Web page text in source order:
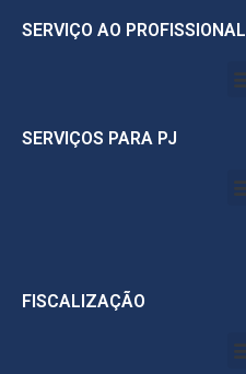
SERVIÇO AO PROFISSIONAL
SERVIÇOS PARA PJ
FISCALIZAÇÃO